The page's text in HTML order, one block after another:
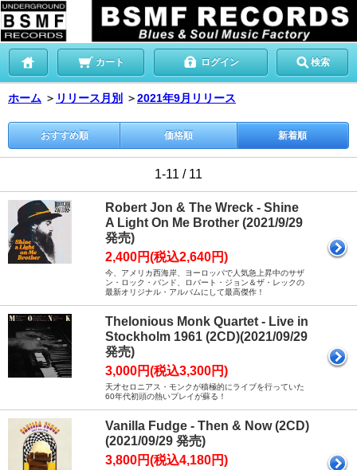
カート ログイン 検索
ホーム ＞ リリース月別 ＞2021年9月リリース
おすすめ順 価格順 新着順
1-11 / 11
Robert Jon & The Wreck - Shine
A Light On Me Brother (2021/9/29
発売)
2,400円(税込2,640円)
今、アメリカ西海岸、ヨーロッパで人気急上昇中のサザ
ン・ロック・バンド、ロバート・ジョン＆ザ・レックの
最新オリジナル・アルバムにして最高傑作！
Thelonious Monk Quartet - Live in
Stockholm 1961 (2CD)(2021/09/29
発売)
3,000円(税込3,300円)
天才セロニアス・モンクが積極的にライブを行っていた
60年代初頭の熱いプレイが蘇る！
Vanilla Fudge - Then & Now (2CD)
(2021/09/29 発売)
3,800円(税込4,180円)